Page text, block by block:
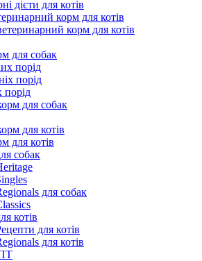
дієти для котів
корм для котів
корм для котів
для собак
порід
порід
порід
для собак
для котів
для котів
собак
для собак
котів
для котів
для котів